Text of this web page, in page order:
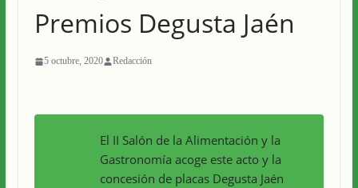
Premios Degusta Jaén
5 octubre, 2020 Redacción
El II Salón de la Alimentación y la
Gastronomía acoge este acto y la
concesión de placas Degusta Jaén